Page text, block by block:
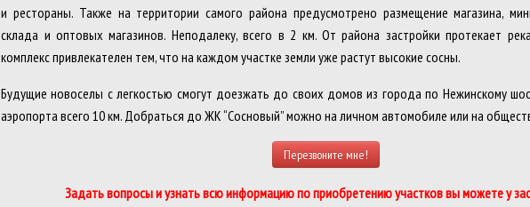
и рестораны. Также на территории самого района предусмотрено размещение магазина,
склада и оптовых магазинов. Неподалеку, всего в 2 км. От района застройки протекает
комплекс привлекателен тем, что на каждом участке земли уже растут высокие сосны.
Будущие новоселы с легкостью смогут доезжать до своих домов из города по Нежинскому
аэропорта всего 10 км. Добраться до ЖК “Сосновый” можно на личном автомобиле или на
Перезвоните мне!
Задать вопросы и узнать всю информацию по приобретению участков вы можете у